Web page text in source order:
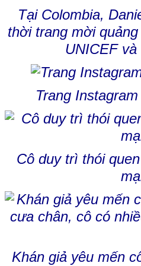
Tại Colombia,
thời trang mời
UNICEF
Trang
Cô duy trì thói
Khán giả yêu mến